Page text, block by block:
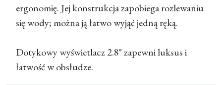
ergonomię. Jej konstrukcja zapobiega rozlewaniu
się wody; można ją łatwo wyjąć jedną ręką.
Dotykowy wyświetlacz 2.8" zapewni luksus i
łatwość w obsłudze.